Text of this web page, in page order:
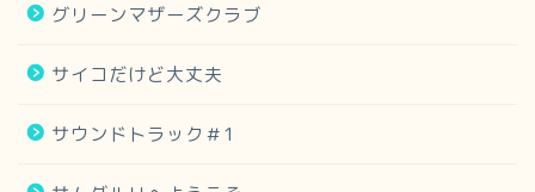
グリーンマザーズクラブ
サイコだけど大丈夫
サウンドトラック＃1